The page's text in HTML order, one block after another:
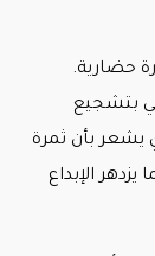
حضارية.
بتشجيع
يشعر بأن ثمرة
الإبداع